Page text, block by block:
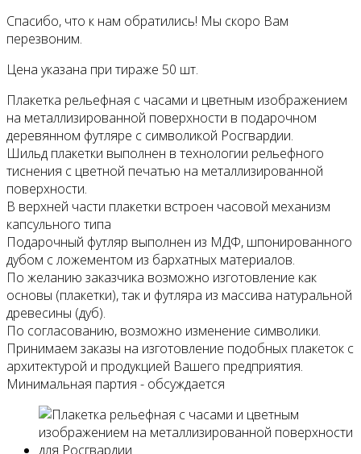
Спасибо, что к нам обратились! Мы скоро Вам
перезвоним.
Цена указана при тираже 50 шт.
Плакетка рельефная с часами и цветным изображением
на металлизированной поверхности в подарочном
деревянном футляре с символикой Росгвардии.
Шильд плакетки выполнен в технологии рельефного
тиснения с цветной печатью на металлизированной
поверхности.
В верхней части плакетки встроен часовой механизм
капсульного типа
Подарочный футляр выполнен из МДФ, шпонированного
дубом с ложементом из бархатных материалов.
По желанию заказчика возможно изготовление как
основы (плакетки), так и футляра из массива натуральной
древесины (дуб).
По согласованию, возможно изменение символики.
Принимаем заказы на изготовление подобных плакеток с
архитектурой и продукцией Вашего предприятия.
Минимальная партия - обсуждается